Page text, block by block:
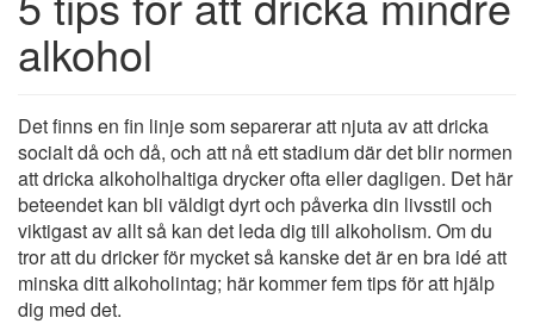
alkohol
Det finns en fin linje som separerar att njuta av att dricka
socialt då och då, och att nå ett stadium där det blir normen
att dricka alkoholhaltiga drycker ofta eller dagligen. Det här
beteendet kan bli väldigt dyrt och påverka din livsstil och
viktigast av allt så kan det leda dig till alkoholism. Om du
tror att du dricker för mycket så kanske det är en bra idé att
minska ditt alkoholintag; här kommer fem tips för att hjälp
dig med det.